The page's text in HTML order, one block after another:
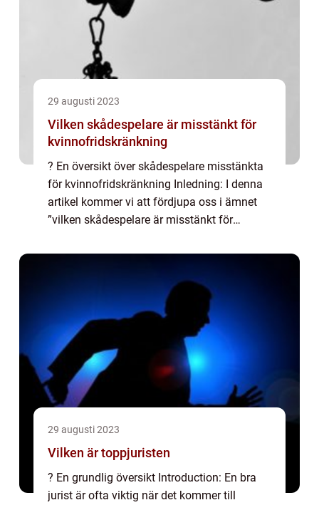
29 augusti 2023
Vilken skådespelare är misstänkt för
kvinnofridskränkning
? En översikt över skådespelare misstänkta
för kvinnofridskränkning Inledning: I denna
artikel kommer vi att fördjupa oss i ämnet
”vilken skådespelare är misstänkt för
övergripande översikt, presente...
29 augusti 2023
Vilken är toppjuristen
? En grundlig översikt Introduction: En bra
jurist är ofta viktig när det kommer till